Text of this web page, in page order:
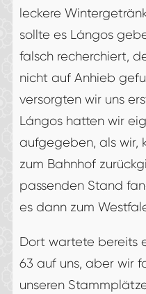
leckere
sollte es Lángos
falsch recherchiert,
nicht auf Anhieb
versorgten wir uns
Lángos hatten wir
aufgegeben, als wir,
zum Bahnhof
passenden Stand
es dann zum
Dort wartete bereits
63 auf uns, aber wir
unseren